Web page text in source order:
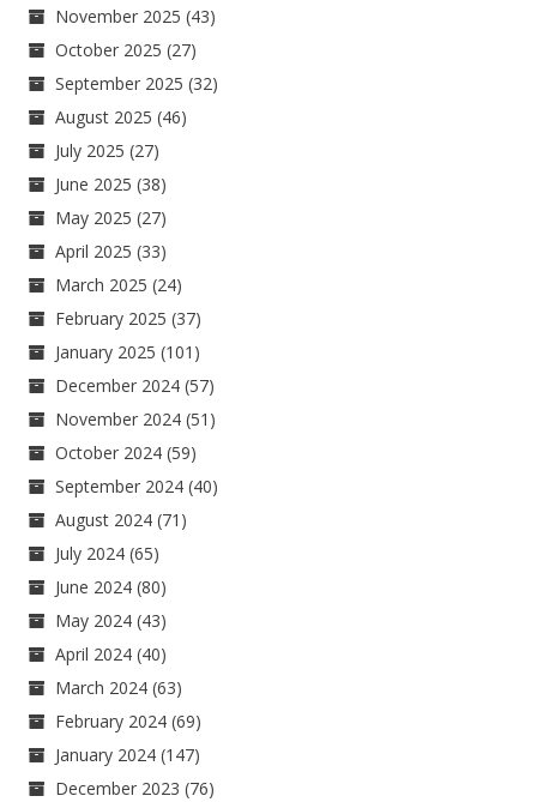
November 2025 (43)
October 2025 (27)
September 2025 (32)
August 2025 (46)
July 2025 (27)
June 2025 (38)
May 2025 (27)
April 2025 (33)
March 2025 (24)
February 2025 (37)
January 2025 (101)
December 2024 (57)
November 2024 (51)
October 2024 (59)
September 2024 (40)
August 2024 (71)
July 2024 (65)
June 2024 (80)
May 2024 (43)
April 2024 (40)
March 2024 (63)
February 2024 (69)
January 2024 (147)
December 2023 (76)